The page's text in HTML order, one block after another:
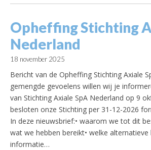
Opheffing Stichting
Nederland
18 november 2025
Bericht van de Opheffing Stichting Axiale
gemengde gevoelens willen wij je
van Stichting Axiale SpA Nederland op 9
besloten onze Stichting per 31-12-2026
In deze nieuwsbrief:• waarom we tot dit
wat we hebben bereikt• welke alternatieve
informatie…